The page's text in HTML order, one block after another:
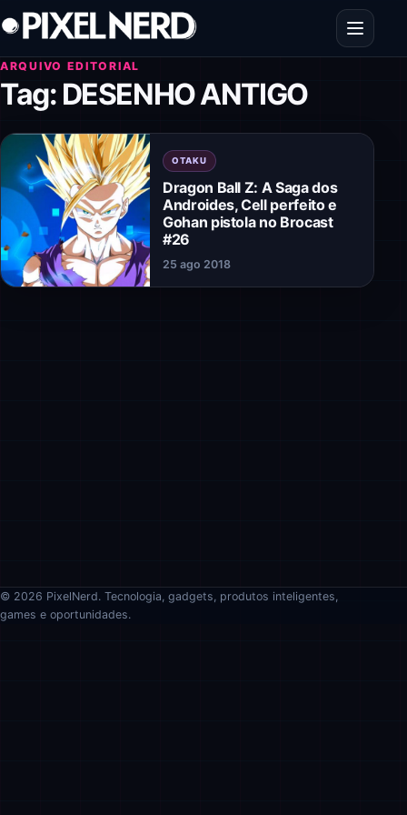
Pular para o conteúdo
Abrir
ARQUIVO EDITORIAL
Tag: DESENHO ANTIGO
OTAKU
Dragon Ball Z: A Saga dos
Androides, Cell perfeito e
Gohan pistola no Brocast
#26
25 ago 2018
© 2026 PixelNerd. Tecnologia, gadgets, produtos inteligentes,
games e oportunidades.